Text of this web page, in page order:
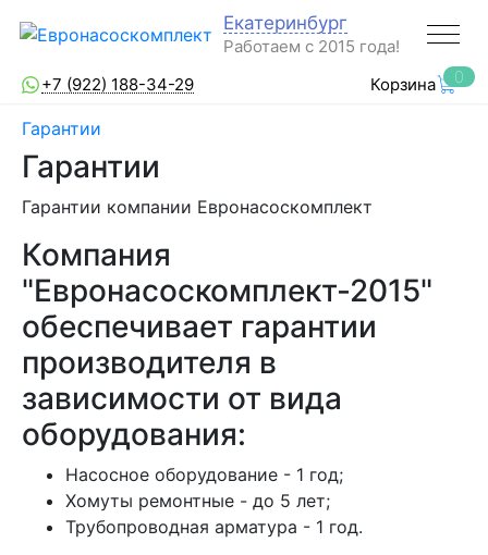
Екатеринбург
Работаем с 2015 года!
+7 (922) 188-34-29
Корзина 0
Гарантии
Гарантии
Гарантии компании Евронасоскомплект
Компания
"Евронасоскомплект-2015"
обеспечивает гарантии
производителя в
зависимости от вида
оборудования:
Насосное оборудование - 1 год;
Хомуты ремонтные - до 5 лет;
Трубопроводная арматура - 1 год.